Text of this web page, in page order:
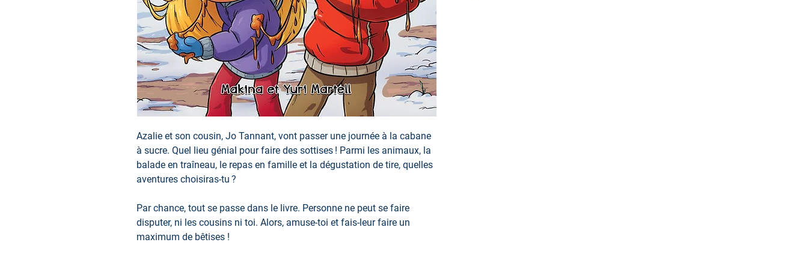
Azalie et son cousin, Jo Tannant, vont passer une journée à la cabane
à sucre. Quel lieu génial pour faire des sottises ! Parmi les animaux, la
balade en traîneau, le repas en famille et la dégustation de tire, quelles
aventures choisiras-tu ?
Par chance, tout se passe dans le livre. Personne ne peut se faire
disputer, ni les cousins ni toi. Alors, amuse-toi et fais-leur faire un
maximum de bêtises !